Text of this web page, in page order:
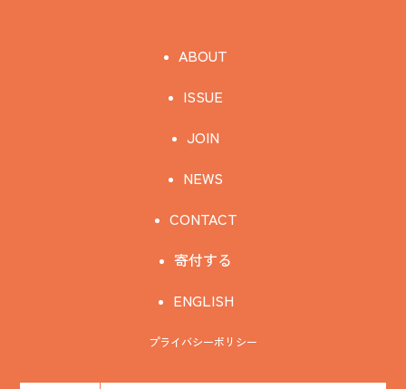
ABOUT
ISSUE
JOIN
NEWS
CONTACT
寄付する
ENGLISH
プライバシーポリシー